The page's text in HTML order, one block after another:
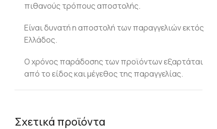
πιθανούς τρόπους αποστολής.
Είναι δυνατή η αποστολή των παραγγελιών εκτός
Ελλάδος.
Ο χρόνος παράδοσης των προϊόντων εξαρτάται
από το είδος και μέγεθος της παραγγελίας.
Σχετικά προϊόντα